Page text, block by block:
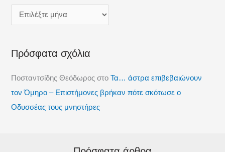
:Πρόσφατα σχόλια
Ποσταντσίδης Θεόδωρος στοΤα… άστρα επιβεβαιώνουν
τον Όμηρο – Επιστήμονες βρήκαν πότε σκότωσε ο
Οδυσσέας τους μνηστήρες